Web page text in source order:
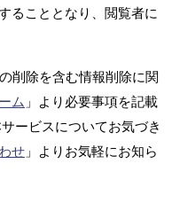
ることとなり、閲覧者に
削除を含む情報削除に関
ム 」より必要事項を記載
ービスについてお気づき
せ 」よりお気軽にお知ら